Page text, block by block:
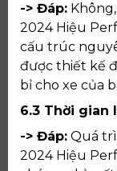
-> Đáp:
2024 Hiệu
cấu trúc
được thiết kế
bỉ cho xe của
6.3 Thời gian
-> Đáp: Quá
2024 Hiệu